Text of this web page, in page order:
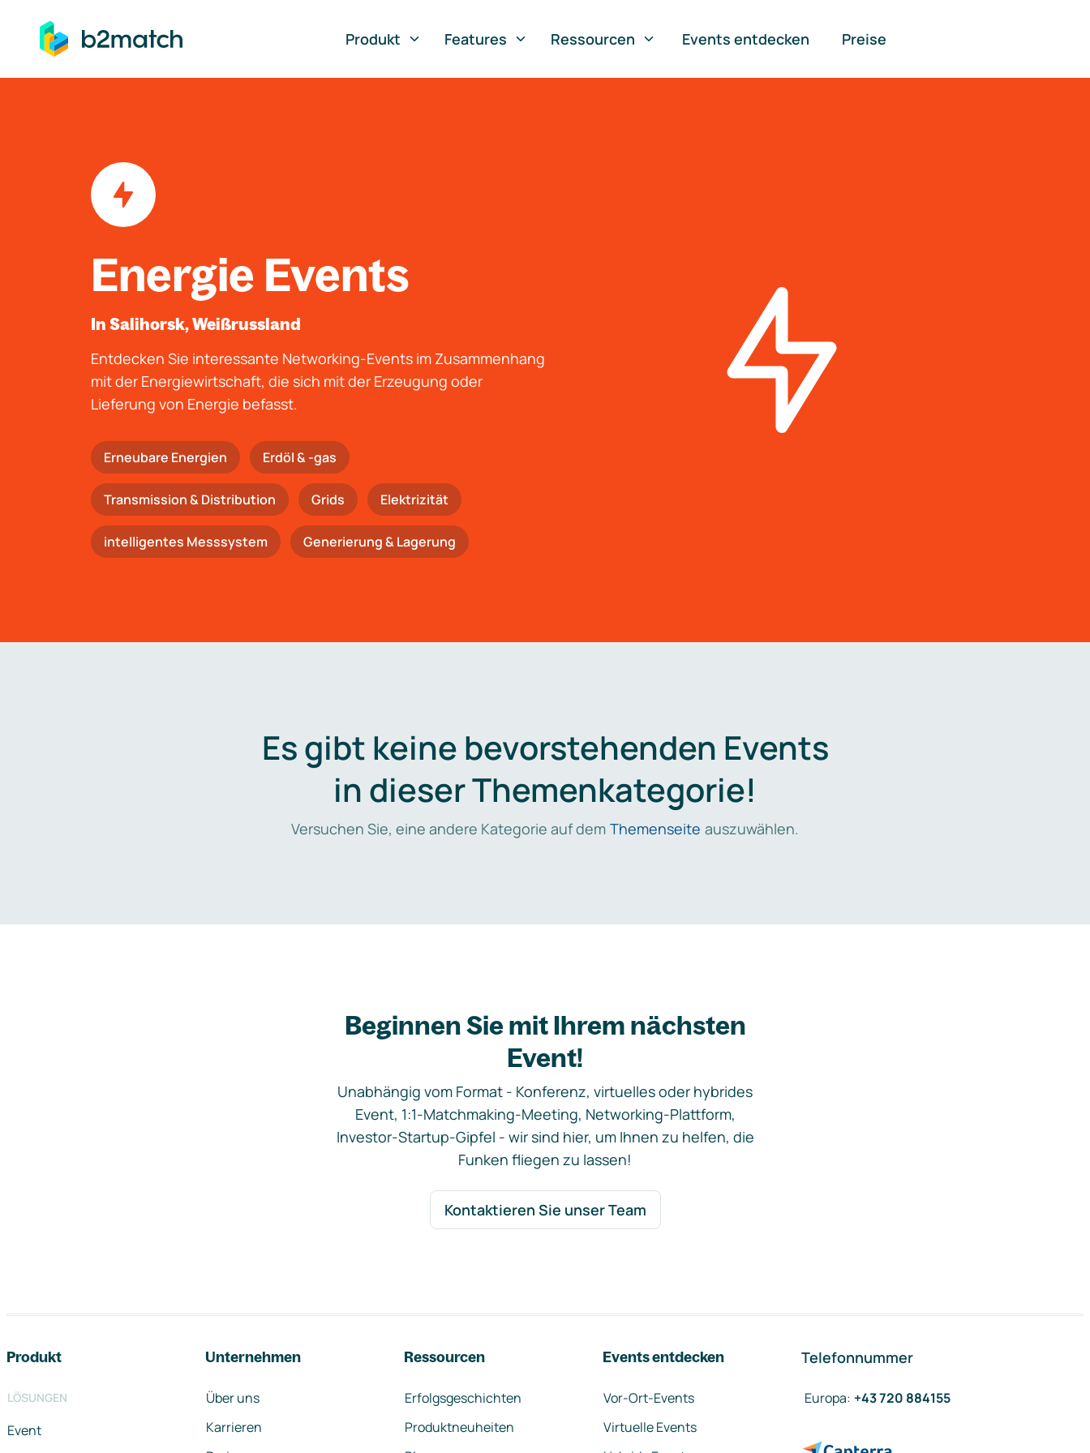
springen
Produkt
Features Ressourcen Events entdecken Preise
Energie Events
In Salihorsk, Weißrussland
Entdecken Sie interessante Networking-Events im Zusammenhang
mit der Energiewirtschaft, die sich mit der Erzeugung oder
Lieferung von Energie befasst.
Erneubare Energien Erdöl & -gas
Trans­mis­si­on & Distribution Grids Elektrizität
intelligentes Messsystem Generierung & Lagerung
Es gibt keine bevorstehenden Events
in dieser Themenkategorie!
Versuchen Sie, eine andere Kategorie auf dem Themenseite auszuwählen.
Beginnen Sie mit Ihrem nächsten
Event!
Unabhängig vom Format - Konferenz, virtuelles oder hybrides
Event, 1:1-Matchmaking-Meeting, Networking-Plattform,
Investor-Startup-Gipfel - wir sind hier, um Ihnen zu helfen, die
Funken fliegen zu lassen!
Kontaktieren Sie unser Team
Produkt
LÖSUNGEN
Event
Unternehmen
Über uns
Karrieren
Ressourcen
Erfolgsgeschichten
Produktneuheiten
Events entdecken
Vor-Ort-Events
Virtuelle Events
Telefonnummer
Europa: +43 720 884155